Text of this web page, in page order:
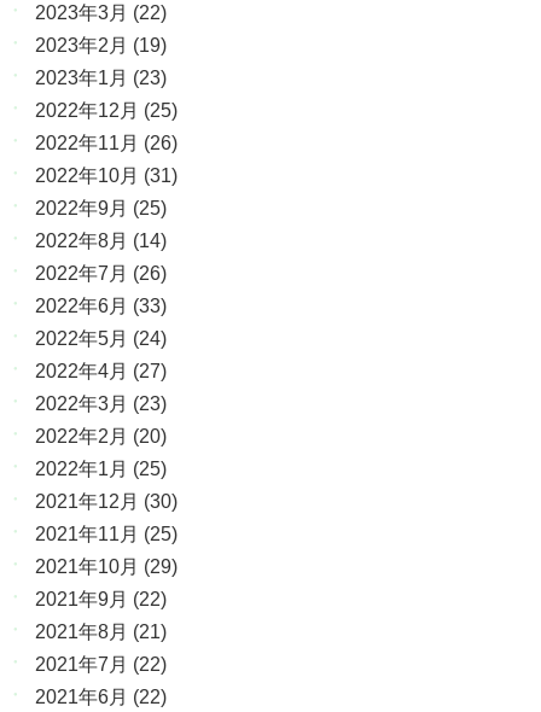
2023年3月 (22)
2023年2月 (19)
2023年1月 (23)
2022年12月 (25)
2022年11月 (26)
2022年10月 (31)
2022年9月 (25)
2022年8月 (14)
2022年7月 (26)
2022年6月 (33)
2022年5月 (24)
2022年4月 (27)
2022年3月 (23)
2022年2月 (20)
2022年1月 (25)
2021年12月 (30)
2021年11月 (25)
2021年10月 (29)
2021年9月 (22)
2021年8月 (21)
2021年7月 (22)
2021年6月 (22)